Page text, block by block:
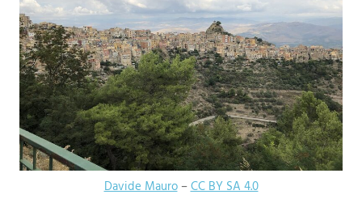
Davide Mauro–CC BY SA 4.0